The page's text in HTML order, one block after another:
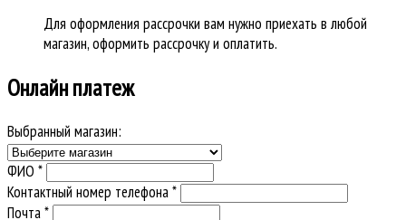
Для оформления рассрочки вам нужно приехать в любой
магазин, оформить рассрочку и оплатить.
Онлайн платеж
Выбранный магазин:
ФИО *
Контактный номер телефона *
Почта *